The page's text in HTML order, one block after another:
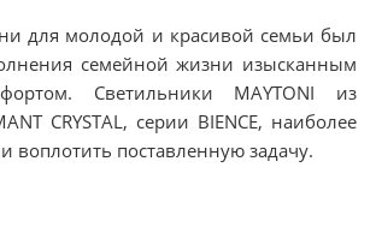
для молодой и красивой семьи был
семейной жизни изысканным
Светильники MAYTONI из
CRYSTAL, серии BIENCE, наиболее
воплотить поставленную задачу.